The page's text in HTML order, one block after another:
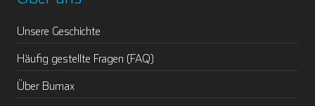
Unsere Geschichte
Häufig gestellte Fragen (FAQ)
Über Bumax